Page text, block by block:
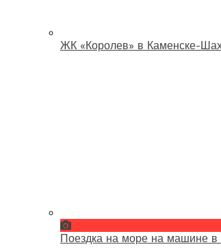
ЖК «Королев» в Каменске-
Поездка на море на машине в